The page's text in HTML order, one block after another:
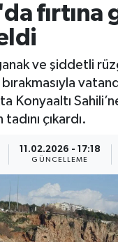
fırtına
ve şiddetli
Konyaaltı
tadını çıkardı.
11.02.2026 - 17:18
GÜNCELLEME
Haberleri